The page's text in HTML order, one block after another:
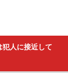
人に接近して